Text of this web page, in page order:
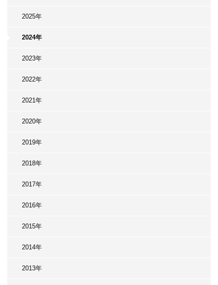
2025年
2024年
2023年
2022年
2021年
2020年
2019年
2018年
2017年
2016年
2015年
2014年
2013年